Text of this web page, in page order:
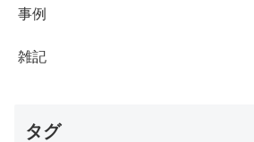
事例
雑記
タグ